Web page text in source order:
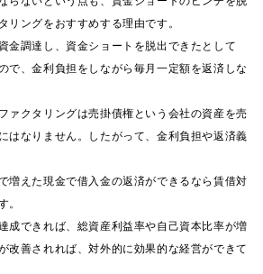
リングをおすすめする理由です。
金調達し、資金ショートを脱出できたとして
で、金利負担をしながら毎月一定額を返済しな
ァクタリングは売掛債権という会社の資産を売
はなりません。したがって、金利負担や返済義
増えた現金で借入金の返済ができるなら賃借対
。
成できれば、総資産利益率や自己資本比率が増
改善されれば、対外的に効果的な経営ができて